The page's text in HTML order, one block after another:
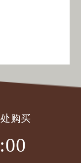
购买